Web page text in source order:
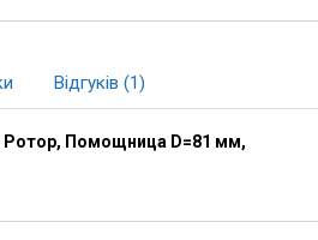
Відгуків (1)
Помощница D=81 мм,